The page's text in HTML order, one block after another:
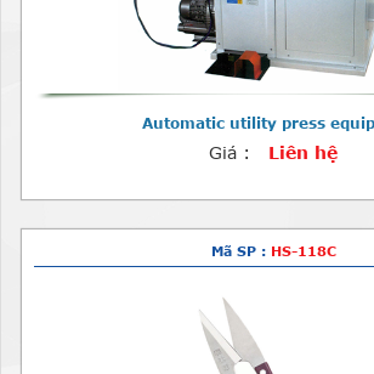
Automatic utility press
Giá : Liên hệ
Mã SP : HS-118C